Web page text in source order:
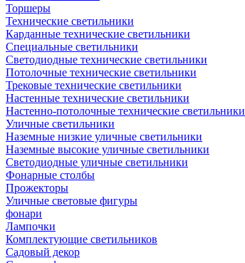
Торшеры
Технические светильники
Карданные технические светильники
Специальные светильники
Светодиодные технические светильники
Потолочные технические светильники
Трековые технические светильники
Настенные технические светильники
Настенно-потолочные технические светильники
Уличные светильники
Наземные низкие уличные светильники
Наземные высокие уличные светильники
Светодиодные уличные светильники
Фонарные столбы
Прожекторы
Уличные световые фигуры
фонари
Лампочки
Комплектующие светильников
Садовый декор